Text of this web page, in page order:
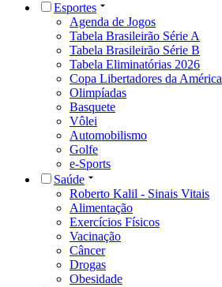
Esportes
Agenda de Jogos
Tabela Brasileirão Série A
Tabela Brasileirão Série B
Tabela Eliminatórias 2026
Copa Libertadores da América
Olimpíadas
Basquete
Vôlei
Automobilismo
Golfe
e-Sports
Saúde
Roberto Kalil - Sinais Vitais
Alimentação
Exercícios Físicos
Vacinação
Câncer
Drogas
Obesidade